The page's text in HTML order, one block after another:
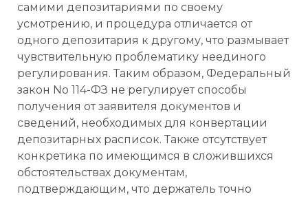
самими депозитариями по своему
усмотрению, и процедура отличается от
одного депозитария к другому, что размывает
чувствительную проблематику неединого
регулирования. Таким образом, Федеральный
закон No 114-ФЗ не регулирует способы
получения от заявителя документов и
сведений, необходимых для конвертации
депозитарных расписок. Также отсутствует
конкретика по имеющимся в сложившихся
обстоятельствах документам,
подтверждающим, что держатель точно